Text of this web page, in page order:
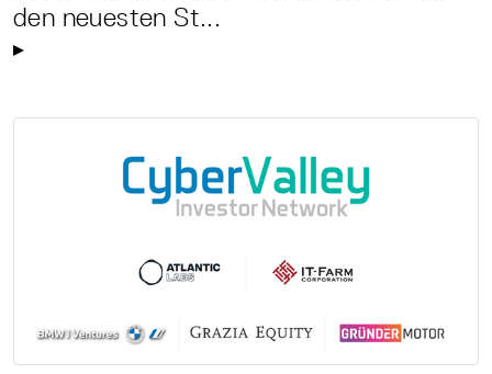
den neuesten St...